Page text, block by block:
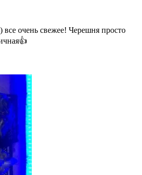
все очень свежее! Черешня просто